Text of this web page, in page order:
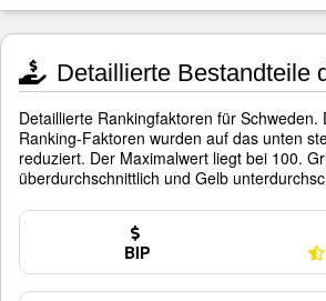
Detaillierte Bestandteile
Detaillierte Rankingfaktoren für Schweden.
Ranking-Faktoren wurden auf das unten
reduziert. Der Maximalwert liegt bei 100.
überdurchschnittlich und Gelb
BIP